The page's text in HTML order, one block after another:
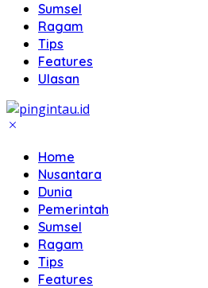
Sumsel
Ragam
Tips
Features
Ulasan
Home
Nusantara
Dunia
Pemerintah
Sumsel
Ragam
Tips
Features